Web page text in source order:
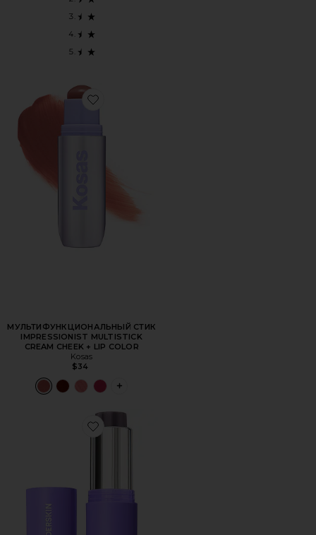
Favorite МУЛЬТИФУНКЦИОНАЛЬНЫЙ СТИК
МУЛЬТИФУНКЦИОНАЛЬНЫЙ СТИК
IMPRESSIONIST MULTISTICK
CREAM CHEEK + LIP COLOR
Kosas
$34
PLUS ICON TO SEE MORE OPTIONS
Favorite РУМЯНА PHLUSH